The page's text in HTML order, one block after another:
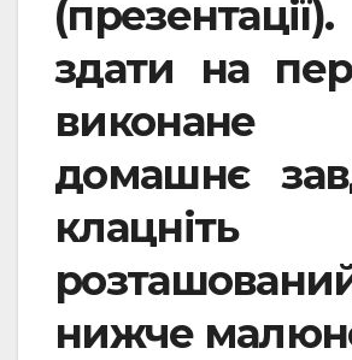
здати на
виконане
домашнє
нижче